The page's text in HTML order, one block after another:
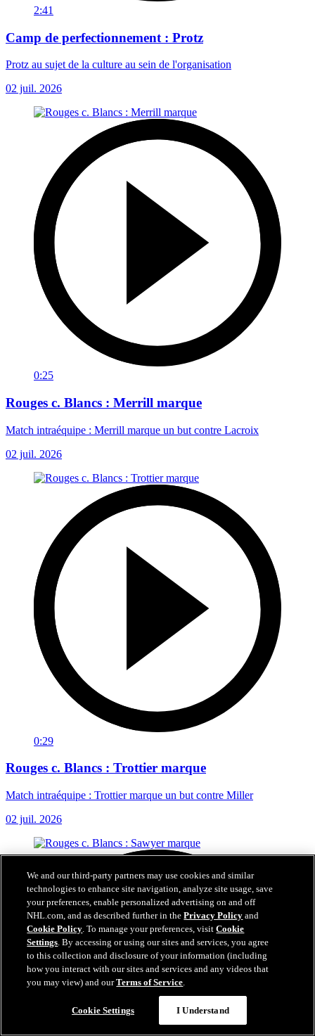
2:41
Camp de perfectionnement : Protz
Protz au sujet de la culture au sein de l'organisation
02 juil. 2026
0:25
Rouges c. Blancs : Merrill marque
Match intraéquipe : Merrill marque un but contre Lacroix
02 juil. 2026
0:29
Rouges c. Blancs : Trottier marque
Match intraéquipe : Trottier marque un but contre Miller
02 juil. 2026
We and our third-party partners may use cookies and similar
technologies to enhance site navigation, analyze site usage, save
your preferences, enable personalized advertising on and off
NHL.com, and as described further in thePrivacy Policy and
Cookie Policy. To manage your preferences, visitCookie
Settings. By accessing or using our sites and services, you agree
to this collection and disclosure of your information (including
how you interact with our sites and services and any videos that
you may view) and ourTerms of Service.
Cookie Settings I Understand